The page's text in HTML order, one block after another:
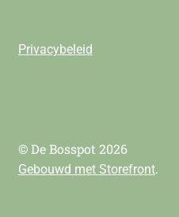
Privacybeleid
© De Bosspot 2026
Gebouwd met Storefront.